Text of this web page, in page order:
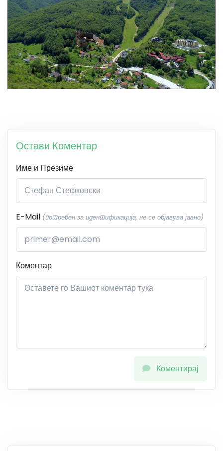
Остави Коментар
Име и Презиме
E-Mail (потребен за идентификација, не се објавува јавно)
Коментар
Коментирај